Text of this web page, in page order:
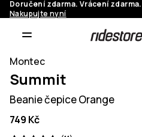
Doručení zdarma. Vrácení zdarma.
Nakupujte nyní
Montec
Summit
Beanie čepice Orange
749 Kč